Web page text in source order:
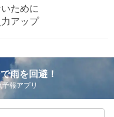
ために
アップ
雨を回避！
報アプリ